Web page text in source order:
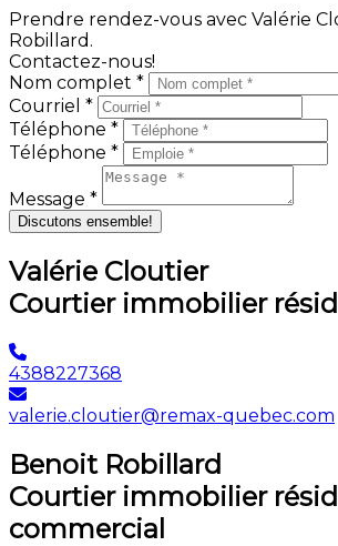
Prendre rendez-vous avec Valérie
Robillard.
Contactez-nous!
Nom complet *
Courriel *
Téléphone *
Téléphone *
Message *
Discutons ensemble!
Valérie Cloutier
Courtier immobilier
4388227368
valerie.cloutier@remax-quebec.com
Benoit Robillard
Courtier immobilier
commercial